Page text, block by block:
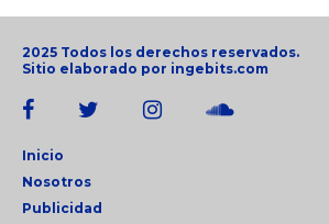
2025 Todos los derechos reservados.
Sitio elaborado por ingebits.com
Inicio
Nosotros
Publicidad